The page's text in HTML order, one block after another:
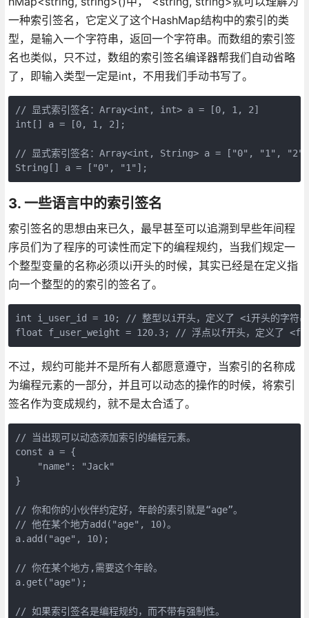
一种索引签名，它定义了这个HashMap结构中的索引的类
型，是输入一个字符串，返回一个字符串。而数组的索引签
名也类似，只不过，数组的索引签名编译器帮我们自动省略
了，即输入类型一定是int，不用我们手动书写了。
// 显式索引签名：Array<int, int> a = [0, 1, 2]
int[] a = [0, 1, 2];
// 显式索引签名：Array<int, String> a = ["0", "1", "2"]
String[] a = ["0", "1"];
3. 一些语言中的索引签名
索引签名的思想由来已久，最早甚至可以追溯到早些年间程
序员们为了程序的可读性而定下的编程规约，当我们规定一
个整型变量的名称必须以i开头的时候，其实已经是在定义指
向一个整型的的索引的签名了。
int i_user_id = 10; // 整型以i开头，定义了 <i开头的字符
float f_user_weight = 120.3; // 浮点以f开头，定义了 <f开
不过，规约可能并不是所有人都愿意遵守，当索引的名称成
为编程元素的一部分，并且可以动态的操作的时候，将索引
签名作为变成规约，就不是太合适了。
// 当出现可以动态添加索引的编程元素。
const a = {
    "name": "Jack"
}
// 你和你的小伙伴约定好，年龄的索引就是“age”。
// 他在某个地方add("age", 10)。
a.add("age", 10);
// 你在某个地方,需要这个年龄。
a.get("age");
// 如果索引签名是编程规约，而不带有强制性。